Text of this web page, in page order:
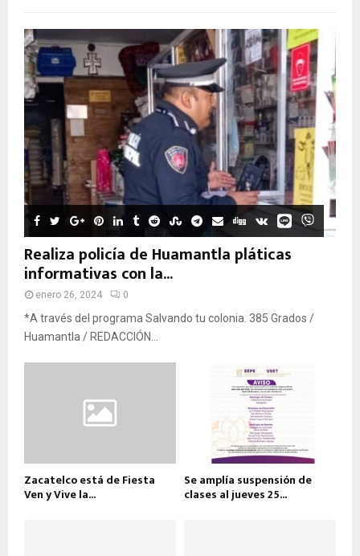
Realiza policía de Huamantla pláticas
informativas con la...
enero 26, 2024 0
*A través del programa Salvando tu colonia. 385 Grados /
Huamantla / REDACCIÓN...
Zacatelco está de Fiesta
Ven y Vive la...
Se amplía suspensión de
clases al jueves 25...